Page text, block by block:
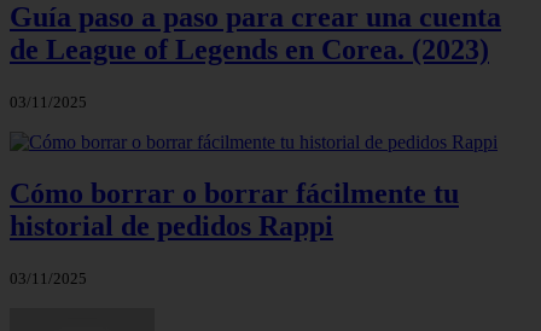
Guía paso a paso para crear una cuenta
de League of Legends en Corea. (2023)
03/11/2025
Cómo borrar o borrar fácilmente tu
historial de pedidos Rappi
03/11/2025